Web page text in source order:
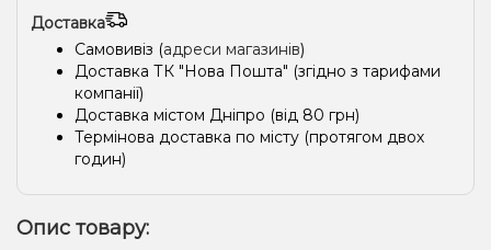
Доставка
Самовивіз (адреси магазинів)
Доставка ТК "Нова Пошта" (згідно з тарифами
компанії)
Доставка містом Дніпро (від 80 грн)
Термінова доставка по місту (протягом двох
годин)
Опис товару: